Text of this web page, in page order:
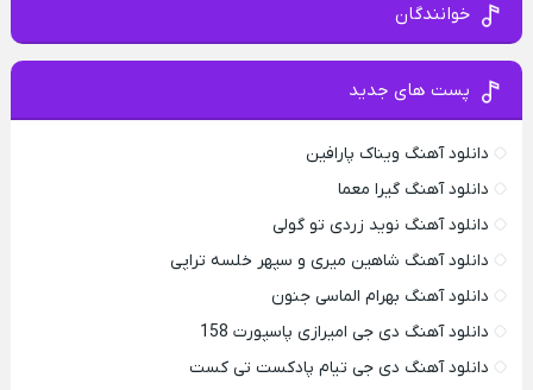
خوانندگان
پست های جدید
دانلود آهنگ ویناک پارافین
دانلود آهنگ گیرا معما
دانلود آهنگ نوید زردی تو گولی
دانلود آهنگ شاهین میری و سپهر خلسه تراپی
دانلود آهنگ بهرام الماسی جنون
دانلود آهنگ دی جی امیرازی پاسپورت 158
دانلود آهنگ دی جی تیام پادکست تی کست